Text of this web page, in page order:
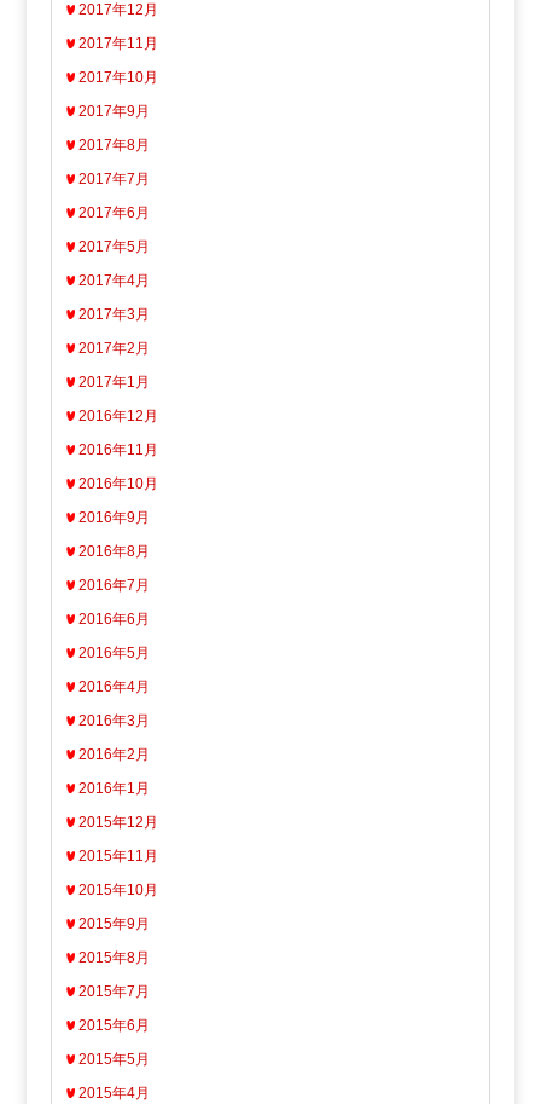
2017年12月
2017年11月
2017年10月
2017年9月
2017年8月
2017年7月
2017年6月
2017年5月
2017年4月
2017年3月
2017年2月
2017年1月
2016年12月
2016年11月
2016年10月
2016年9月
2016年8月
2016年7月
2016年6月
2016年5月
2016年4月
2016年3月
2016年2月
2016年1月
2015年12月
2015年11月
2015年10月
2015年9月
2015年8月
2015年7月
2015年6月
2015年5月
2015年4月